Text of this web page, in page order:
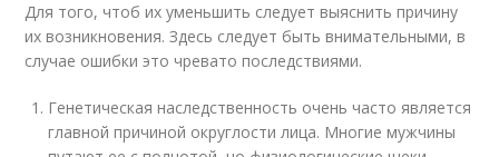
Для того, чтоб их уменьшить следует выяснить причину
их возникновения. Здесь следует быть внимательными, в
случае ошибки это чревато последствиями.
Генетическая наследственность очень часто является
главной причиной округлости лица. Многие мужчины